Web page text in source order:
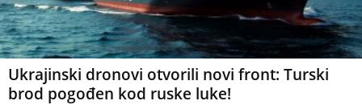
Ukrajinski dronovi otvorili novi front: Turski
brod pogođen kod ruske luke!